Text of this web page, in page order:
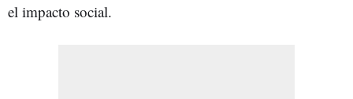
el impacto social.